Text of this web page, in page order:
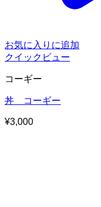
お気に入りに追加
クイックビュー
コーギー
丼 コーギー
¥3,000